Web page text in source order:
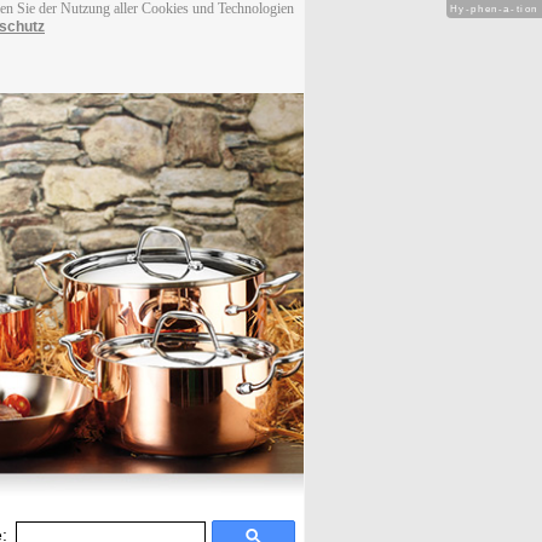
Sie der Nutzung aller Cookies und Technologien
Hy-phen-a-tion